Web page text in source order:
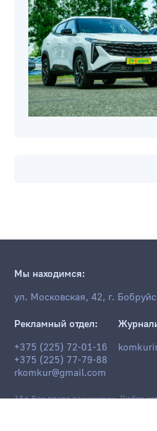
Мы находимся:
ул. Московская, 42, г.
Рекламный отдел:
+375 (225) 72-01-16
+375 (225) 77-79-88
rkomkur@gmail.com
18+ Все права защищены. Любое